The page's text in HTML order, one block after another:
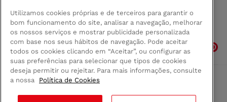
Siga-nos
Comprar na Madeira
Política de privacidad
Utilizamos cookies próprias e de terceiros para garantir o
bom funcionamento do site, analisar a navegação, melhorar
os nossos serviços e mostrar publicidade personalizada
com base nos seus hábitos de navegação. Pode aceitar
todos os cookies clicando em “Aceitar”, ou configurar as
suas preferências para selecionar que tipos de cookies
deseja permitir ou rejeitar. Para mais informações, consulte
a nossa
Política de Cookies